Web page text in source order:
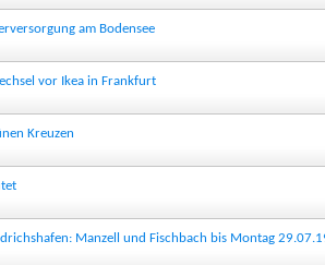
am Bodensee
vor Ikea in Frankfurt
Kreuzen
Manzell und Fischbach bis Montag